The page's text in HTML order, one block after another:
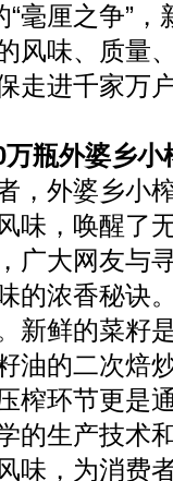
“毫厘之争”
风味、质量
走进千家万
万瓶外婆乡
，外婆乡小
味，唤醒了
广大网友与
的浓香秘诀
新鲜的菜籽
油的二次焙
榨环节更是
的生产技术
味，为消费